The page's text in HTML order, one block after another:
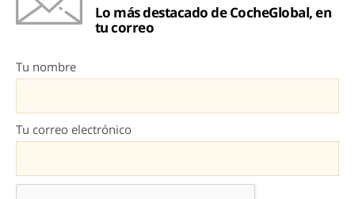
Lo más destacado de CocheGlobal, en
tu correo
Tu nombre
Tu correo electrónico